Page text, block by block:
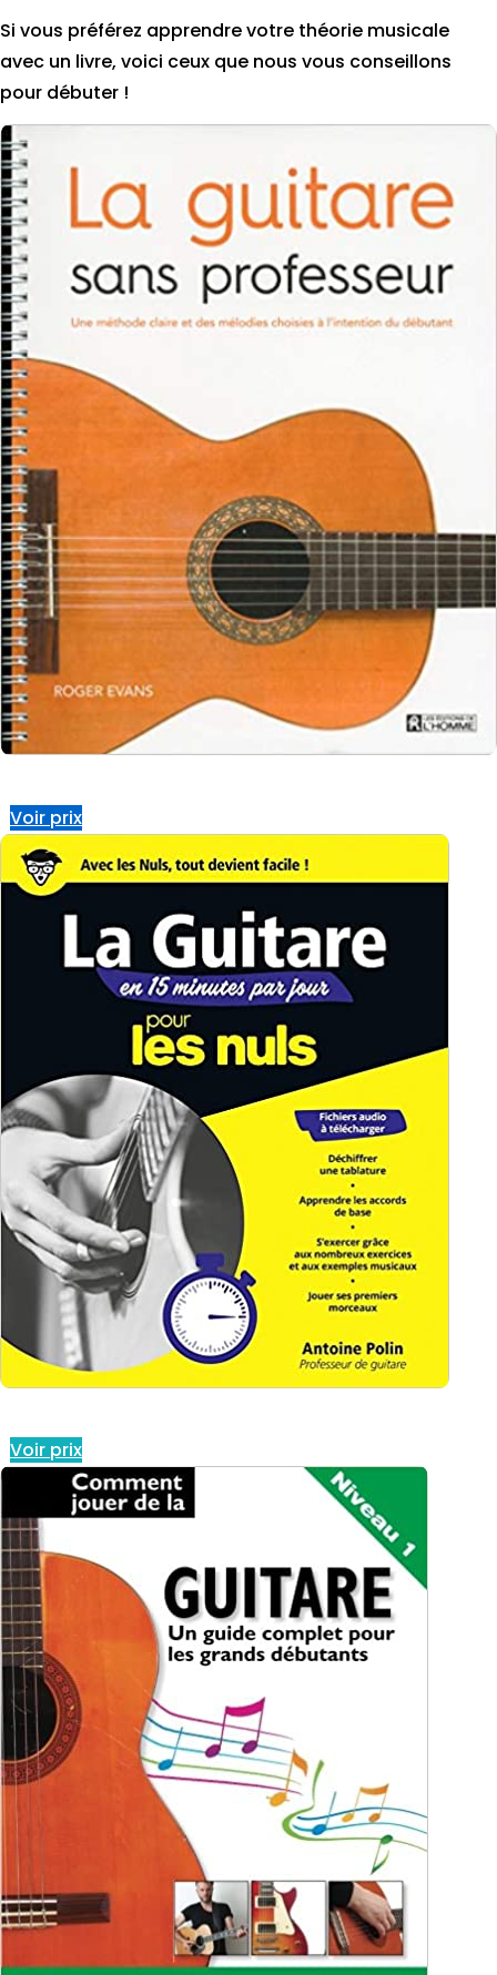
Si vous préférez apprendre votre théorie musicale
avec un livre, voici ceux que nous vous conseillons
pour débuter !
Voir prix
Voir prix